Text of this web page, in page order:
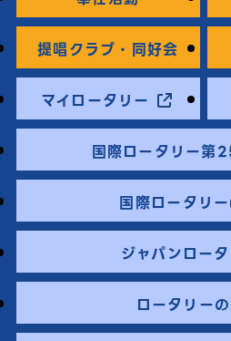
提唱クラブ・同好会
マイロータリー
国際ロータリー第
国際ロータリ
ジャパンロー
ロータリー